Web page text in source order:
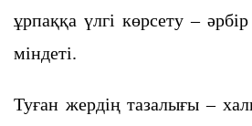
ұрпаққа үлгі көрсету –
міндеті.
Туған жердің тазалығы –